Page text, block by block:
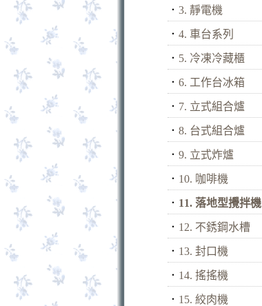
． 3. 靜電機
． 4. 車台系列
． 5. 冷凍冷藏櫃
． 6. 工作台冰箱
． 7. 立式組合爐
． 8. 台式組合爐
． 9. 立式炸爐
． 10. 咖啡機
． 11. 落地型攪拌機
． 12. 不銹鋼水槽
． 13. 封口機
． 14. 搖搖機
． 15. 絞肉機